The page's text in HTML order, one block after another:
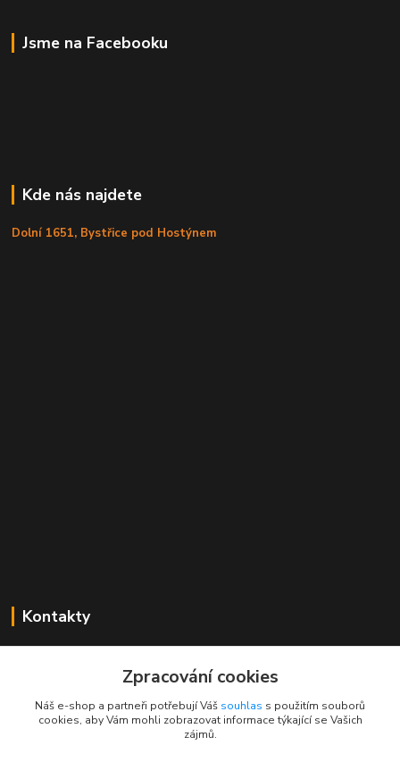
Jsme na Facebooku
Kde nás najdete
Dolní 1651, Bystřice pod Hostýnem
Kontakty
+420 725 613 837
info@rajklubicek.cz
Zpracování cookies
Náš e-shop a partneři potřebují Váš souhlas s použitím souborů
cookies, aby Vám mohli zobrazovat informace týkající se Vašich
zájmů.